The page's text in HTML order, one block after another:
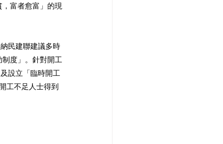
富者愈富」的現
民建聯建議多時
度」。針對開工
設立「臨時開工
工不足人士得到